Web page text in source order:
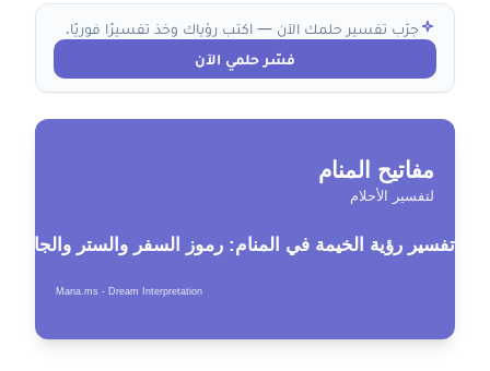
جرّب تفسير حلمك الآن — اكتب رؤياك وخذ تفسيرًا فوريًا.
فسّر حلمي الآن